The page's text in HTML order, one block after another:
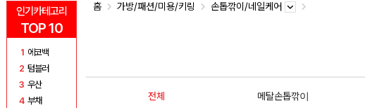
인기카테고리
TOP 10
1 에코백
2 텀블러
3 우산
4 부채
홈 가방/패션/미용/키링 손톱깎이/네일케어
전체 메탈손톱깎이